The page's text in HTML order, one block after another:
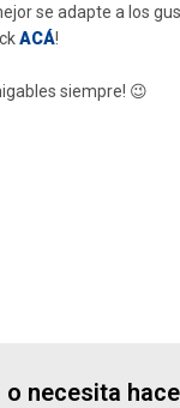
se adapte a los
ACÁ!
siempre! 😉
o necesita